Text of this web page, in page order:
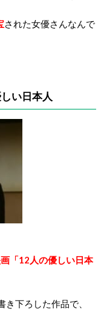
された女優さんなんで
い日本人
「12人の優しい日本
下ろした作品で、